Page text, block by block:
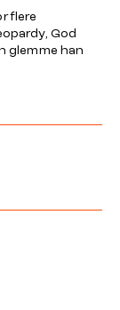
flere
God
glemme han